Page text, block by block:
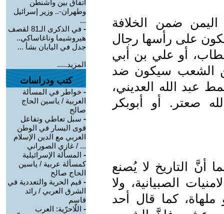
ضمن الخلافة
يكون على رأسها رجال
أو علي بن أبي
الشعب سيكون ضد
عبد الله العديني،
صعتر. أو أبوبكر
أنَّ التاريخ لا يُصنع
الصبيانية، ولا
كما قال أحد
اتفاق بين واشنطن
وطهران-.. وزير إسرائيل
...
-
في الذكرى الـ81 لقصف
هيروشيما وناغاساكي..
جدل في اليابان بشأ ...
المزيد.....
كتب ودراسات
- خواطر في المسألة
العربية / ياسين الحاج
صالح
- سبل تعاطي وتفاعل
قوى اليسار في الوطن
العربي مع الدين الإسلام
... / غازي الصوراني
- المسألة الإسرائيلية
كمسألة عربية / ياسين
الحاج صالح
- قيم الحرية والتعددية في
الشرق العربي / رائد
قاسم
- اللّاحرّية: العرب